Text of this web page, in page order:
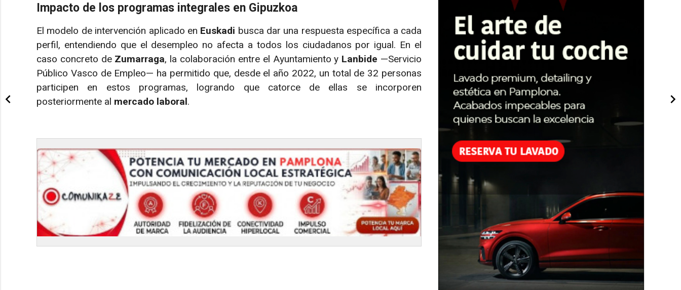
Impacto de los programas integrales en Gipuzkoa
El modelo de intervención aplicado en Euskadi busca dar una respuesta específica a cada
perfil, entendiendo que el desempleo no afecta a todos los ciudadanos por igual. En el
caso concreto de Zumarraga, la colaboración entre el Ayuntamiento y Lanbide —Servicio
Público Vasco de Empleo— ha permitido que, desde el año 2022, un total de 32 personas
participen en estos programas, logrando que catorce de ellas se incorporen
posteriormente al mercado laboral.